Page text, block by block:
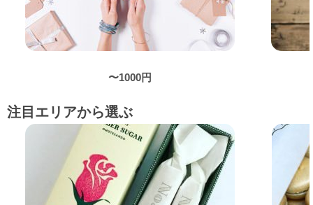
〜1000円
注目エリアから選ぶ